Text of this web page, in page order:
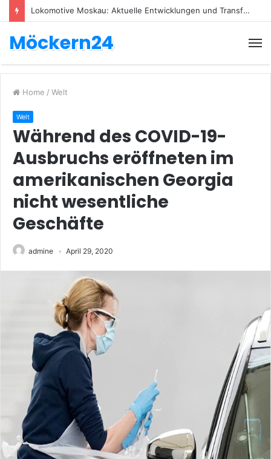
Lokomotive Moskau: Aktuelle Entwicklungen und Transfers
Möckern24
Home / Welt
Welt
Während des COVID-19-
Ausbruchs eröffneten im
amerikanischen Georgia
nicht wesentliche
Geschäfte
admine April 29, 2020